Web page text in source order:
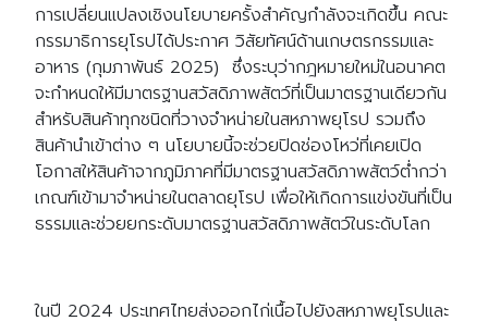
การเปลี่ยนแปลงเชิงนโยบายครั้งสำคัญกำลังจะเกิดขึ้น คณะ
กรรมาธิการยุโรปได้ประกาศ วิสัยทัศน์ด้านเกษตรกรรมและ
อาหาร (กุมภาพันธ์ 2025) ซึ่งระบุว่ากฎหมายใหม่ในอนาคต
จะกำหนดให้มีมาตรฐานสวัสดิภาพสัตว์ที่เป็นมาตรฐานเดียวกัน
สำหรับสินค้าทุกชนิดที่วางจำหน่ายในสหภาพยุโรป รวมถึง
สินค้านำเข้าต่าง ๆ นโยบายนี้จะช่วยปิดช่องโหว่ที่เคยเปิด
โอกาสให้สินค้าจากภูมิภาคที่มีมาตรฐานสวัสดิภาพสัตว์ต่ำกว่า
เกณฑ์เข้ามาจำหน่ายในตลาดยุโรป เพื่อให้เกิดการแข่งขันที่เป็น
ธรรมและช่วยยกระดับมาตรฐานสวัสดิภาพสัตว์ในระดับโลก
ในปี 2024 ประเทศไทยส่งออกไก่เนื้อไปยังสหภาพยุโรปและ